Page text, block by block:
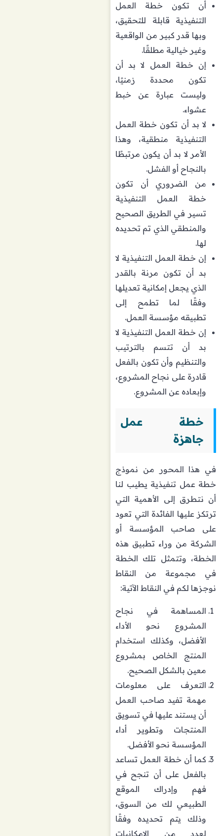
أن تكون خطة العمل
التنفيذية قابلة للتحقيق،
وبها قدر كبير من الواقعية
وغير خيالية مطلقًا.
إن خطة العمل لا بد أن
تكون محددة زمنيًا،
وليست عبارة عن خبط
عشواء.
لا بد أن تكون خطة العمل
التنفيذية منطقية، وهذا
الأمر لا بد أن يكون مرتبطًا
بالنجاح أو الفشل.
من الضروري أن تكون
خطة العمل التنفيذية
تسير في الطريق الصحيح
والمنطقي الذي تم تحديده
لها.
إن خطة العمل التنفيذية لا
بد أن تكون مرنة بالقدر
الذي يجعل إمكانية تعديلها
وفقًا لما تطمح إلى
تطبيقه مؤسسة العمل.
إن خطة العمل التنفيذية لا
بد أن تتسم بالترتيب
والتنظيم وأن تكون بالفعل
قادرة على نجاح المشروع،
وإبعاده عن المشروع.
خطة عمل
جاهزة
في هذا المحور من نموذج
خطة عمل تنفيذية يطيب لنا
أن نتطرق إلى الأهمية التي
ترتكز عليها الفائدة التي تعود
على صاحب المؤسسة أو
الشركة من وراء تطبيق هذه
الخطة، وتتمثل تلك الخطة
في مجموعة من النقاط
نوجزها لكم في النقاط الآتية:
المساهمة في نجاح
المشروع نحو الأداء
الأفضل، وكذلك استخدام
المنتج الخاص بمشروع
معين بالشكل الصحيح.
التعرف على معلومات
مهمة تفيد صاحب العمل
أن يستند عليها في تسويق
المنتجات وتطوير أداء
المؤسسة نحو الأفضل.
كما أن خطة العمل تساعد
بالفعل على أن تنجح في
فهم وإدراك الموقع
الطبيعي لك من السوق،
وذلك يتم تحديده وفقًا
لعدد من الإمكانيات